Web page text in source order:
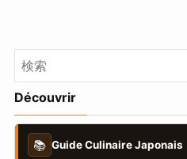
Découvrir
📚 Guide Culinaire Japonais